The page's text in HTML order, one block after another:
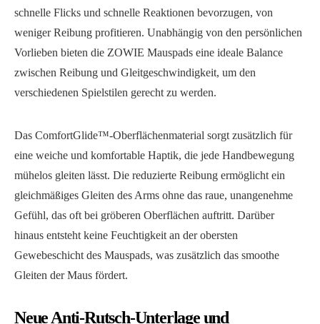
schnelle Flicks und schnelle Reaktionen bevorzugen, von
weniger Reibung profitieren. Unabhängig von den persönlichen
Vorlieben bieten die ZOWIE Mauspads eine ideale Balance
zwischen Reibung und Gleitgeschwindigkeit, um den
verschiedenen Spielstilen gerecht zu werden.
Das ComfortGlide™-Oberflächenmaterial sorgt zusätzlich für
eine weiche und komfortable Haptik, die jede Handbewegung
mühelos gleiten lässt. Die reduzierte Reibung ermöglicht ein
gleichmäßiges Gleiten des Arms ohne das raue, unangenehme
Gefühl, das oft bei gröberen Oberflächen auftritt. Darüber
hinaus entsteht keine Feuchtigkeit an der obersten
Gewebeschicht des Mauspads, was zusätzlich das smoothe
Gleiten der Maus fördert.
Neue Anti-Rutsch-Unterlage und